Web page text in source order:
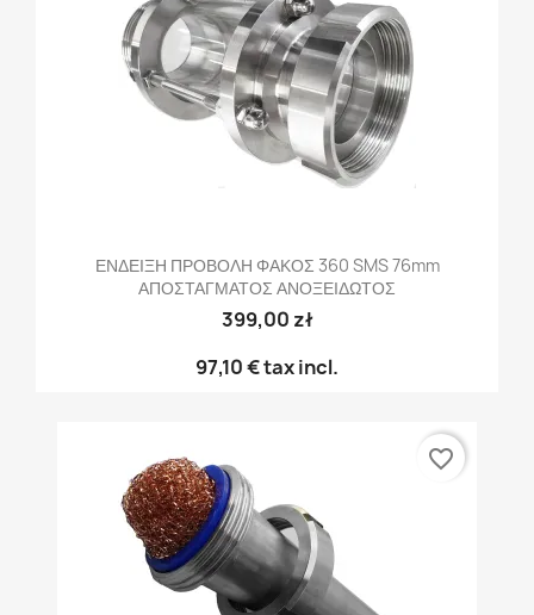
ΕΝΔΕΙΞΗ ΠΡΟΒΟΛΗ ΦΑΚΟΣ 360 SMS 76mm
ΑΠΟΣΤΑΓΜΑΤΟΣ ΑΝΟΞΕΙΔΩΤΟΣ
399,00 zł
97,10 €tax incl.
favorite_border